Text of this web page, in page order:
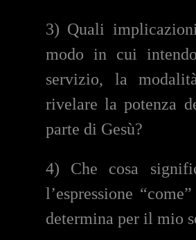
3) Quali
modo in cui
servizio, la
rivelare la potenza
parte di Gesù?
4) Che cosa
l’espressione
determina per il mio